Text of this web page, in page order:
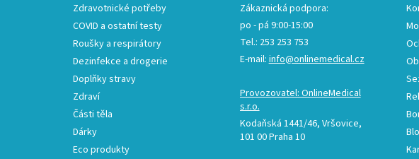
Zdravotnické potřeby
COVID a ostatní testy
Roušky a respirátory
Dezinfekce a drogerie
Doplňky stravy
Zdraví
Části těla
Dárky
Eco produkty
Zákaznická podpora:
po - pá 9:00-15:00
Tel.: 253 253 753
E-mail: info@onlinemedical.cz
Provozovatel: OnlineMedical
s.r.o.
Kodaňská 1441/46, Vršovice,
101 00 Praha 10